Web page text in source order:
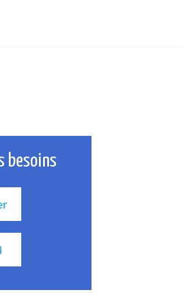
besoins